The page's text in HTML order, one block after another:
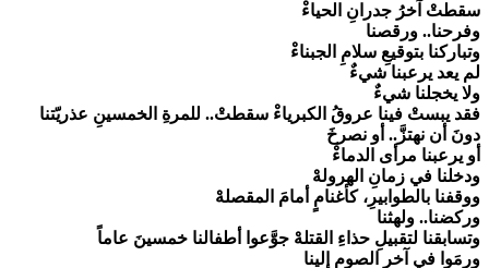
سقطتْ آخرُ جدرانِ الحياءْ
وفرحنا.. ورقصنا
وتباركنا بتوقيعِ سلامِ الجبناءْ
لم يعد يرعبنا شيءٌ
ولا يخجلنا شيءٌ
فقد يبستْ فينا عروقُ الكبرياءْ سقطتْ.. للمرةِ الخمسينِ عذريّتنا
دونَ أن نهتزَّ.. أو نصرخَ
أو يرعبنا مرأى الدماءْ
ودخلنا في زمانِ الهرولهْ
ووقفنا بالطوابيرِ، كأغنامٍ أمامَ المقصلهْ
وركضنا.. ولهثنا
وتسابقنا لتقبيلِ حذاءِ القتلهْ جوَّعوا أطفالنا خمسينَ عاماً
ورمَوا في آخرِ الصومِ إلينا